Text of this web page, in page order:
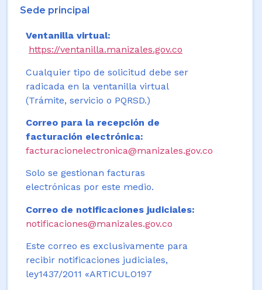
Sede principal
Ventanilla virtual:
https://ventanilla.manizales.gov.co
Cualquier tipo de solicitud debe ser
radicada en la ventanilla virtual
(Trámite, servicio o PQRSD.)
Correo para la recepción de
facturación electrónica:
facturacionelectronica@manizales.gov.co
Solo se gestionan facturas
electrónicas por este medio.
Correo de notificaciones judiciales:
notificaciones@manizales.gov.co
Este correo es exclusivamente para
recibir notificaciones judiciales,
ley1437/2011 «ARTICULO197